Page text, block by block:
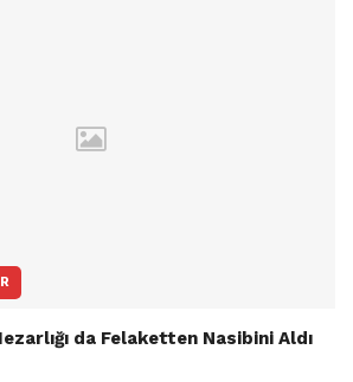
da Felaketten Nasibini Aldı